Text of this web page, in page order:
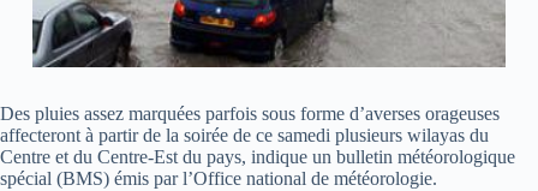
Des pluies assez marquées parfois sous forme d’averses orageuses
affecteront à partir de la soirée de ce samedi plusieurs wilayas du
Centre et du Centre-Est du pays, indique un bulletin météorologique
spécial (BMS) émis par l’Office national de météorologie.